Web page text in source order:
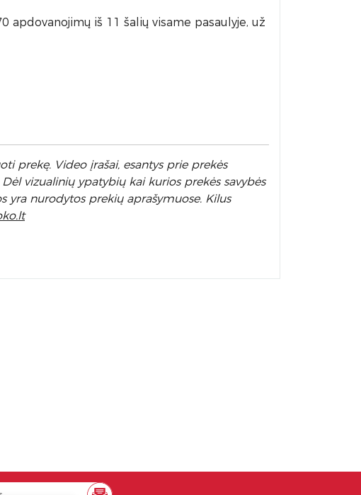
apdovanojimų iš 11 šalių visame pasaulyje, už
prekę. Video įrašai, esantys prie prekės
vizualinių ypatybių kai kurios prekės savybės
yra nurodytos prekių aprašymuose. Kilus